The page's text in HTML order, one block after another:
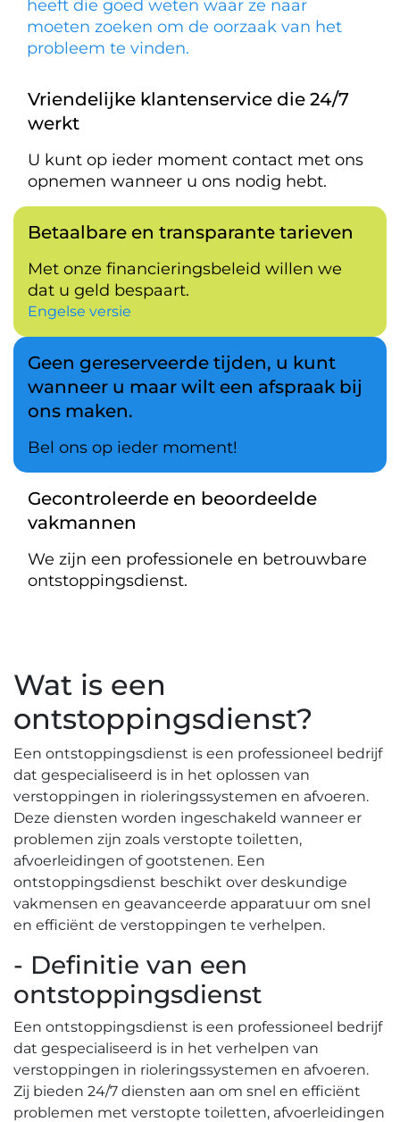
heeft die goed weten waar ze naar
moeten zoeken om de oorzaak van het
probleem te vinden.
Vriendelijke klantenservice die 24/7
werkt
U kunt op ieder moment contact met ons
opnemen wanneer u ons nodig hebt.
Betaalbare en transparante tarieven
Met onze financieringsbeleid willen we
dat u geld bespaart.
Engelse versie
Geen gereserveerde tijden, u kunt
wanneer u maar wilt een afspraak bij
ons maken.
Bel ons op ieder moment!
Gecontroleerde en beoordeelde
vakmannen
We zijn een professionele en betrouwbare
ontstoppingsdienst.
Wat is een
ontstoppingsdienst?
Een ontstoppingsdienst is een professioneel bedrijf
dat gespecialiseerd is in het oplossen van
verstoppingen in rioleringssystemen en afvoeren.
Deze diensten worden ingeschakeld wanneer er
problemen zijn zoals verstopte toiletten,
afvoerleidingen of gootstenen.​ Een
ontstoppingsdienst beschikt over deskundige
vakmensen en geavanceerde apparatuur om snel
en efficiënt de verstoppingen te verhelpen.
- Definitie van een
ontstoppingsdienst
Een ontstoppingsdienst is een professioneel bedrijf
dat gespecialiseerd is in het verhelpen van
verstoppingen in rioleringssystemen en afvoeren.​
Zij bieden 24/7 diensten aan om snel en efficiënt
problemen met verstopte toiletten, afvoerleidingen